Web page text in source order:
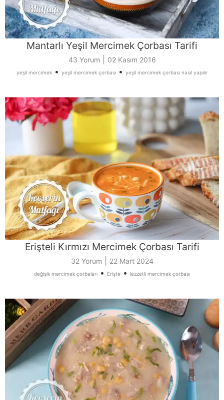
Mantarlı Yeşil Mercimek Çorbası Tarifi
43 Yorum 02 Kasım 2016
yeşil mercimek • yeşil mercimek çorbası • yeşil mercimek çorbası nasıl yapılır
Erişteli Kırmızı Mercimek Çorbası Tarifi
32 Yorum 22 Mart 2024
değişik mercimek çorbaları • Erişte • lezzetli mercimek çorbası